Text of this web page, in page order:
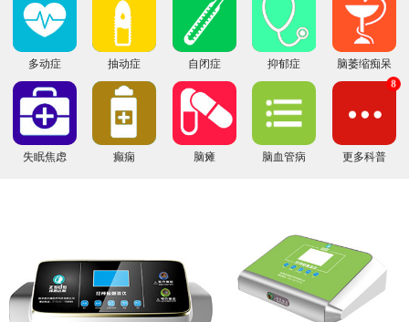
多动症 抽动症 自闭症 抑郁症 脑萎缩痴呆
失眠焦虑 癫痫 脑瘫 脑血管病 更多科普
8